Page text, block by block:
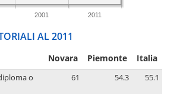
2001 2011
AL 2011
Novara Piemonte Italia
o
61 54.3 55.1